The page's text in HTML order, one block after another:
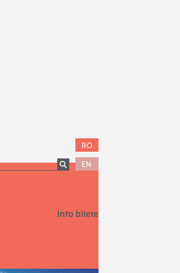
RO
EN
Info bilete